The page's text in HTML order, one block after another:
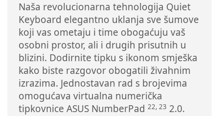
Naša revolucionarna tehnologija Quiet
Keyboard elegantno uklanja sve šumove
koji vas ometaju i time obogaćuju vaš
osobni prostor, ali i drugih prisutnih u
blizini. Dodirnite tipku s ikonom smješka
kako biste razgovor obogatili živahnim
izrazima. Jednostavan rad s brojevima
omogućava virtualna numerička
tipkovnice ASUS NumberPad 22, 23 2.0.